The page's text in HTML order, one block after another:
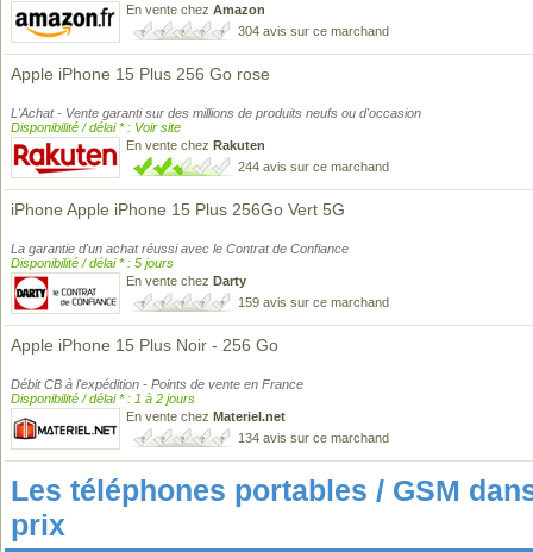
En vente chez Amazon
304 avis sur ce marchand
Apple iPhone 15 Plus 256 Go rose
L'Achat - Vente garanti sur des millions de produits neufs ou d'occasion
Disponibilité / délai * : Voir site
En vente chez Rakuten
244 avis sur ce marchand
iPhone Apple iPhone 15 Plus 256Go Vert 5G
La garantie d'un achat réussi avec le Contrat de Confiance
Disponibilité / délai * : 5 jours
En vente chez Darty
159 avis sur ce marchand
Apple iPhone 15 Plus Noir - 256 Go
Débit CB à l'expédition - Points de vente en France
Disponibilité / délai * : 1 à 2 jours
En vente chez Materiel.net
134 avis sur ce marchand
Les téléphones portables / GSM
prix